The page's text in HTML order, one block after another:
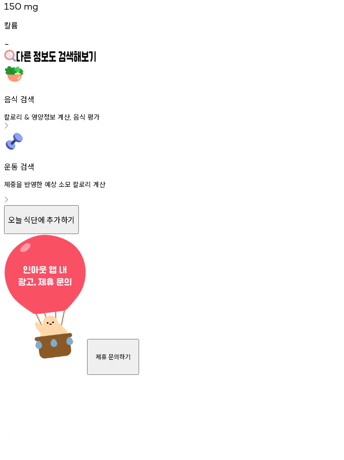
150 mg
칼륨
-
음식 검색
칼로리 & 영양정보 계산, 음식 평가
운동 검색
체중을 반영한 예상 소모 칼로리 계산
오늘 식단에 추가하기
제휴 문의하기